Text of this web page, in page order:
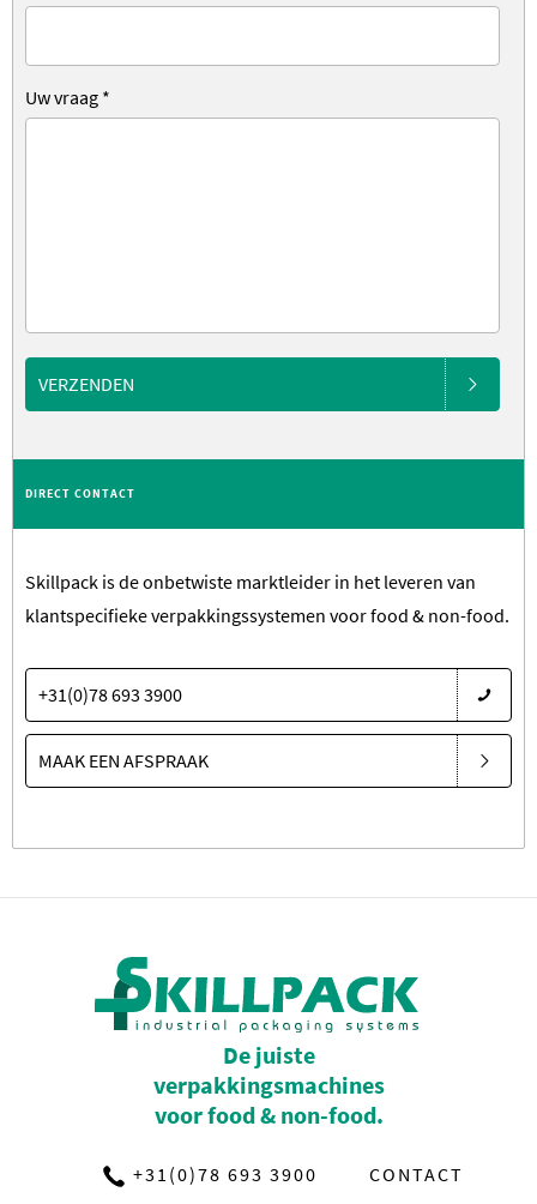
Uw vraag *
VERZENDEN
DIRECT CONTACT
Skillpack is de onbetwiste marktleider in het leveren van
klantspecifieke verpakkingssystemen voor food & non-food.
+31(0)78 693 3900
MAAK EEN AFSPRAAK
De juiste
verpakkingsmachines
voor food & non-food.
+31(0)78 693 3900 CONTACT